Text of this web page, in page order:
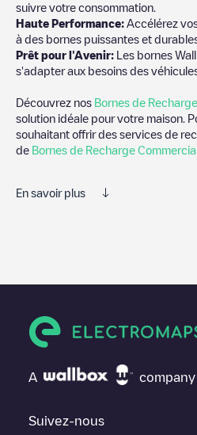
suivre votre consommation.
Haute Performance: Accélérez
à des bornes puissantes et
Prêt pour l'Avenir: Les bornes
s'adapter aux besoins des
Découvrez nos Bornes de
solution idéale pour votre maison.
souhaitant offrir des services de
de Bornes de Recharge
En savoir plus
fournissent des informations utiles
expérience possible pour les
Les avis des conducteurs de
les plus appropriées selon la
A company
Suivez-nous